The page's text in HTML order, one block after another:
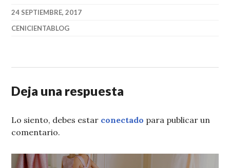
24 SEPTIEMBRE, 2017
CENICIENTABLOG
Deja una respuesta
Lo siento, debes estar conectado para publicar un
comentario.